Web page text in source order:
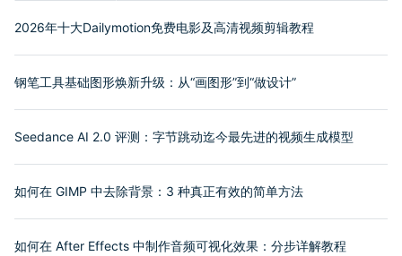
2026年十大Dailymotion免费电影及高清视频剪辑教程
钢笔工具基础图形焕新升级：从“画图形”到“做设计”
Seedance AI 2.0 评测：字节跳动迄今最先进的视频生成模型
如何在 GIMP 中去除背景：3 种真正有效的简单方法
如何在 After Effects 中制作音频可视化效果：分步详解教程